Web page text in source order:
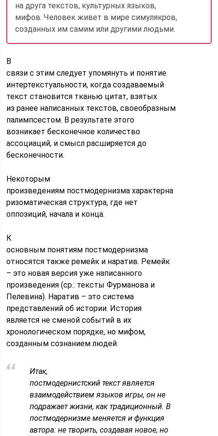
на друга текстов, культурных языков,
мифов. Человек живет в мире симулякров,
созданных им самим или другими людьми.
В
связи с этим следует упомянуть и понятие
интертекстуальности, когда создаваемый
текст становится тканью цитат, взятых
из ранее написанных текстов, своеобразным
палимпсестом. В результате этого
возникает бесконечное количество
ассоциаций, и смысл расширяется до
бесконечности.
Некоторым
произведениям постмодернизма характерна
ризоматическая структура, где нет
оппозиций, начала и конца.
К
основным понятиям постмодернизма
относятся также ремейк и наратив. Ремейк
– это новая версия уже написанного
произведения (ср.: тексты Фурманова и
Пелевина). Наратив – это система
представлений об истории. История
является не сменой событий в их
хронологическом порядке, но мифом,
созданным сознанием людей.
Итак,
постмодернистский текст является
взаимодействием языков игры, он не
подражает жизни, как традиционный. В
постмодернизме меняется и функция
автора: не творить, создавая новое, но